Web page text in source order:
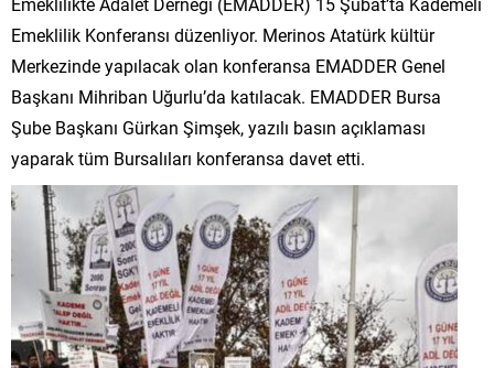
Emeklilik Konferansı düzenliyor. Merinos Atatürk kültür
Merkezinde yapılacak olan konferansa EMADDER Genel
Başkanı Mihriban Uğurlu’da katılacak. EMADDER Bursa
Şube Başkanı Gürkan Şimşek, yazılı basın açıklaması
yaparak tüm Bursalıları konferansa davet etti.